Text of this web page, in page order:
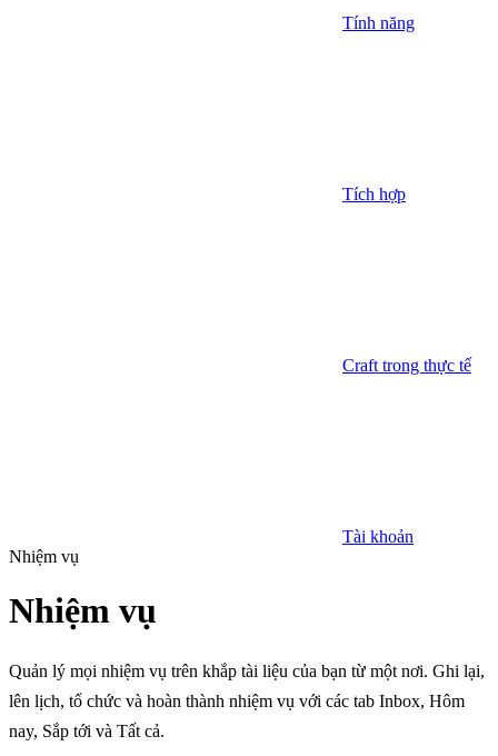
Tính năng
Tích hợp
Craft trong thực tế
Tài khoản
Nhiệm vụ
Nhiệm vụ
Quản lý mọi nhiệm vụ trên khắp tài liệu của bạn từ một nơi. Ghi lại,
lên lịch, tổ chức và hoàn thành nhiệm vụ với các tab Inbox, Hôm
nay, Sắp tới và Tất cả.